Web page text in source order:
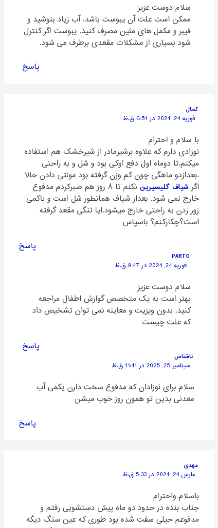
سلام دوست عزیز
ممکن است علت آن یبوست باشد. آب زیاد بنوشید و
فیبر و مکمل های ملین مصرف کنید. یبوست اگر کنترل
شود بسیاری از مشکلات مقعدی برطرف می شود.
پاسخ
کمال
فوریه 24, 2024 در 6:51 ق.ظ
با سلام و احترام
نوزادی دارم که علاوه برشیرمادر از شیرخشک هم استفاده
میکنم.تا دوماه اول دفع اوکی بود و شل و به راحتی
.بعدازدو ماهگی چون کم وزن گرفته بود مولتی دادن حالا
اگرشیاف گلیسیرین
نکنم تا ۸ روز هم صبرکردم مدفوع
خارج نمی شود. بعداز شیاف همانطور شل است و باکمی
زور زدن به راحتی خارج میشود.ایا تنگی مقعد گرفته
است؟چکارکنم؟ باسپاس
پاسخ
PARTO
فوریه 24, 2024 در 9:47 ق.ظ
سلام دوست عزیز
بهتر است به یک متخصص گوارش اطفال مراجعه
کنید. بدون ویزیت و معاینه نمی توان تشخیص داد
که علت چیست
پاسخ
ناشناس
سپتامبر 25, 2025 در 11:41 ق.ظ
سلام برای نوزادان که مدفوع سخت دارن یکمی آب
معدنی بدین تو همون روز خوب میشن
پاسخ
مهدی
مارس 24, 2024 در 5:33 ق.ظ
باسلام واحترام‌
جناب بنده در حدود دو ماه پیش دستشویی رفتم و
مدفوعم حیلی سفت شده بود طوری که عین سنگ دیگه